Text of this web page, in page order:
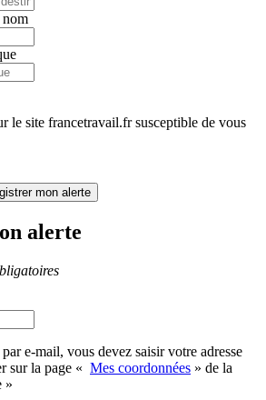
nom
le site francetravail.fr susceptible de vous
mon alerte
alerte
e-mail, vous devez saisir votre adresse
sur la page « Mes coordonnées » de la
»